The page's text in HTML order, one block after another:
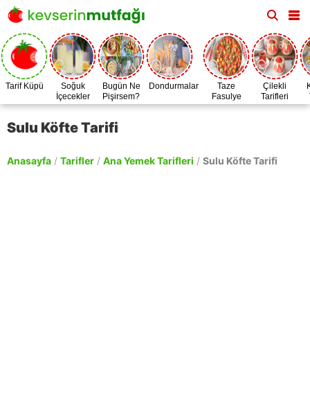
Tarif Küpü
Soğuk
İçecekler
Bugün Ne
Pişirsem?
Dondurmalar
Taze
Fasulye
Zamanı
Çilekli
Tarifleri
Sulu Köfte Tarifi
Anasayfa / Tarifler / Ana Yemek Tarifleri / Sulu Köfte Tarifi